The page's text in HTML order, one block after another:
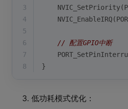
3
4
5
6
// 配置GPIO中断
7
8
}
低功耗模式优化：